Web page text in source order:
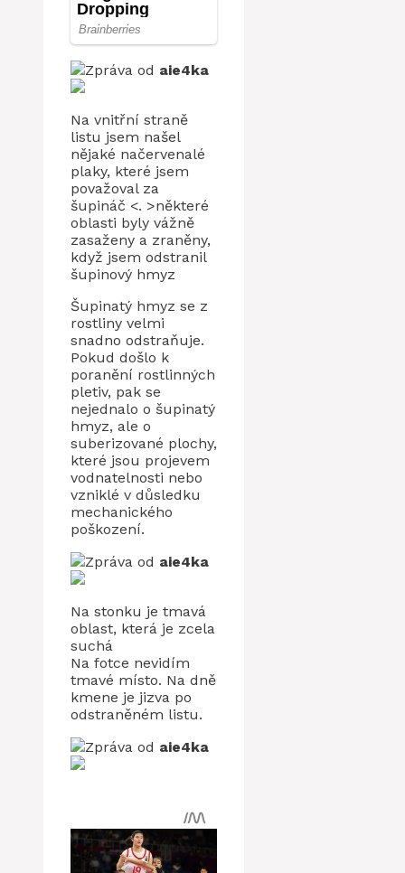
Zpráva od aie4ka
Na vnitřní straně
listu jsem našel
nějaké načervenalé
plaky, které jsem
považoval za
šupináč <. >některé
oblasti byly vážně
zasaženy a zraněny,
když jsem odstranil
šupinový hmyz
Šupinatý hmyz se z
rostliny velmi
snadno odstraňuje.
Pokud došlo k
poranění rostlinných
pletiv, pak se
nejednalo o šupinatý
hmyz, ale o
suberizované plochy,
které jsou projevem
vodnatelnosti nebo
vzniklé v důsledku
mechanického
poškození.
Zpráva od aie4ka
Na stonku je tmavá
oblast, která je zcela
suchá
Na fotce nevidím
tmavé místo. Na dně
kmene je jizva po
odstraněném listu.
Zpráva od aie4ka